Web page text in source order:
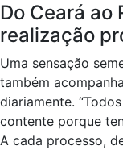
Do Ceará ao
realização
Uma sensação
também
diariamente.
contente porque
A cada processo,